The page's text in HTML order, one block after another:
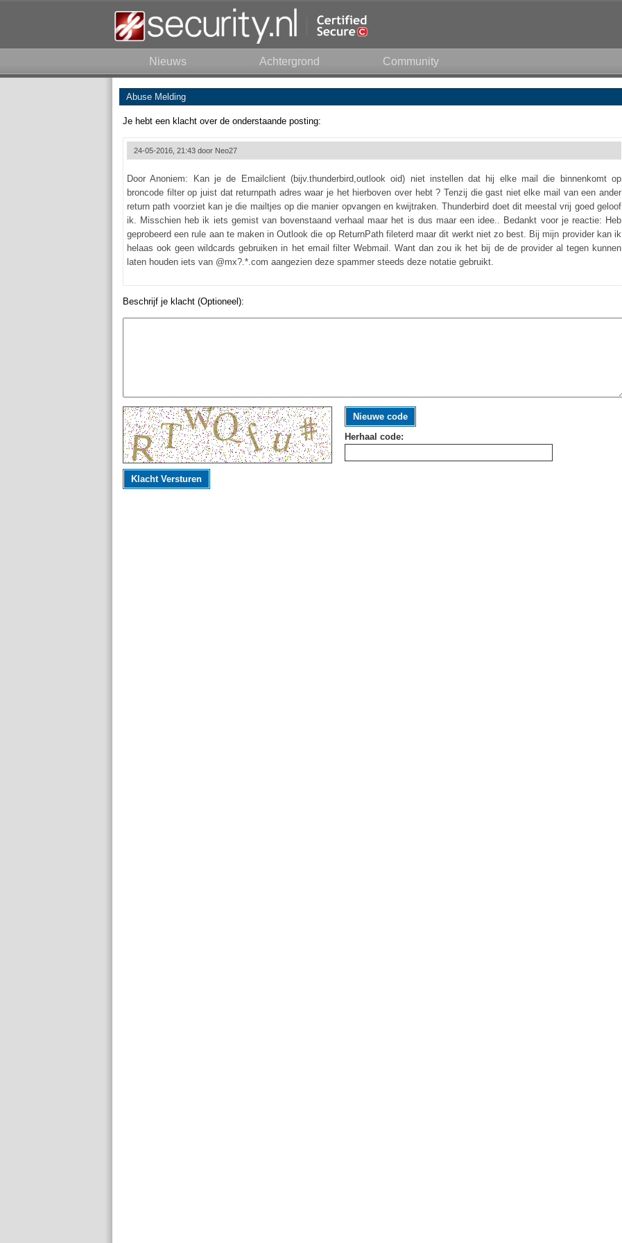
Nieuws Achtergrond Community
Abuse Melding
Je hebt een klacht over de onderstaande posting:
24-05-2016, 21:43 door Neo27
Door Anoniem: Kan je de Emailclient (bijv.thunderbird,outlook oid) niet instellen dat hij elke mail die binnenkomt op
broncode filter op juist dat returnpath adres waar je het hierboven over hebt ? Tenzij die gast niet elke mail van een ander
return path voorziet kan je die mailtjes op die manier opvangen en kwijtraken. Thunderbird doet dit meestal vrij goed geloof
ik. Misschien heb ik iets gemist van bovenstaand verhaal maar het is dus maar een idee.. Bedankt voor je reactie: Heb
geprobeerd een rule aan te maken in Outlook die op ReturnPath fileterd maar dit werkt niet zo best. Bij mijn provider kan ik
helaas ook geen wildcards gebruiken in het email filter Webmail. Want dan zou ik het bij de de provider al tegen kunnen
laten houden iets van @mx?.*.com aangezien deze spammer steeds deze notatie gebruikt.
Beschrijf je klacht (Optioneel):
Nieuwe code
Herhaal code:
Klacht Versturen